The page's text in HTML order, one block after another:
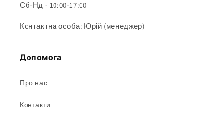
Сб-Нд - 10:00-17:00
Контактна особа: Юрій (менеджер)
Допомога
Про нас
Контакти